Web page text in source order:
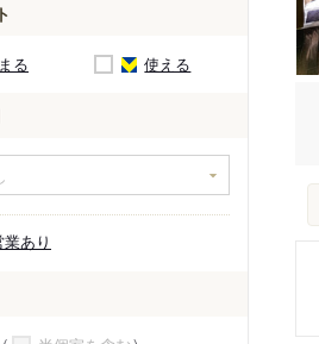
る 使える
あり